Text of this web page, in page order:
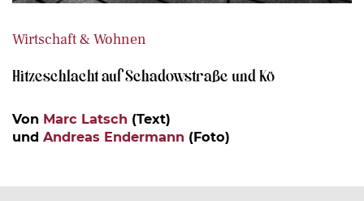
Wirtschaft & Wohnen
Hitzeschlacht auf Schadowstraße und Kö
Von Marc Latsch (Text)
und Andreas Endermann (Foto)